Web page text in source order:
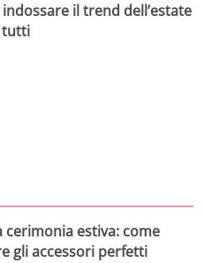
il trend dell’estate
tutti
cerimonia estiva: come
gli accessori perfetti